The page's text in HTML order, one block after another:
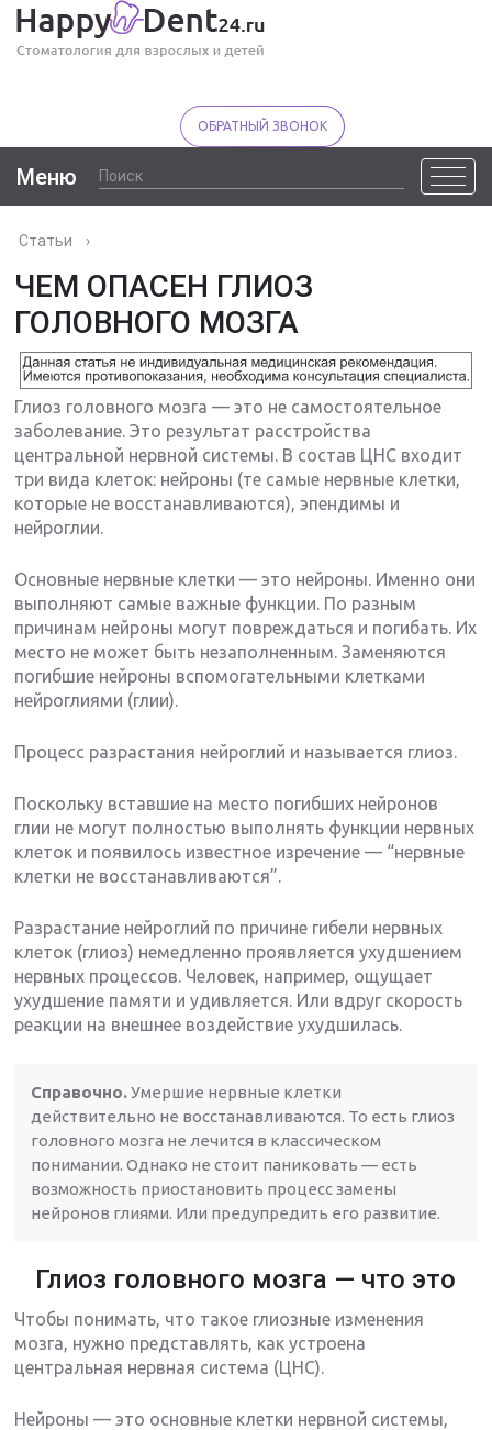
ОБРАТНЫЙ ЗВОНОК
Меню
Статьи ›
ЧЕМ ОПАСЕН ГЛИОЗ
ГОЛОВНОГО МОЗГА
Глиоз головного мозга — это не самостоятельное
заболевание. Это результат расстройства
центральной нервной системы. В состав ЦНС входит
три вида клеток: нейроны (те самые нервные клетки,
которые не восстанавливаются), эпендимы и
нейроглии.
Основные нервные клетки — это нейроны. Именно они
выполняют самые важные функции. По разным
причинам нейроны могут повреждаться и погибать. Их
место не может быть незаполненным. Заменяются
погибшие нейроны вспомогательными клетками
нейроглиями (глии).
Процесс разрастания нейроглий и называется глиоз.
Поскольку вставшие на место погибших нейронов
глии не могут полностью выполнять функции нервных
клеток и появилось известное изречение — “нервные
клетки не восстанавливаются”.
Разрастание нейроглий по причине гибели нервных
клеток (глиоз) немедленно проявляется ухудшением
нервных процессов. Человек, например, ощущает
ухудшение памяти и удивляется. Или вдруг скорость
реакции на внешнее воздействие ухудшилась.
Справочно.Умершие нервные клетки
действительно не восстанавливаются. То есть глиоз
головного мозга не лечится в классическом
понимании. Однако не стоит паниковать — есть
возможность приостановить процесс замены
нейронов глиями. Или предупредить его развитие.
Глиоз головного мозга — что это
Чтобы понимать, что такое глиозные изменения
мозга, нужно представлять, как устроена
центральная нервная система (ЦНС).
Нейроны — это основные клетки нервной системы,